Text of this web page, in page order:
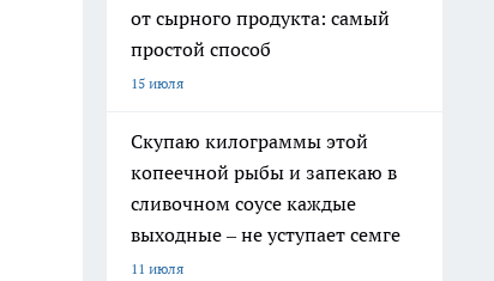
от сырного продукта: самый
простой способ
15 июля
Скупаю килограммы этой
копеечной рыбы и запекаю в
сливочном соусе каждые
выходные – не уступает семге
11 июля